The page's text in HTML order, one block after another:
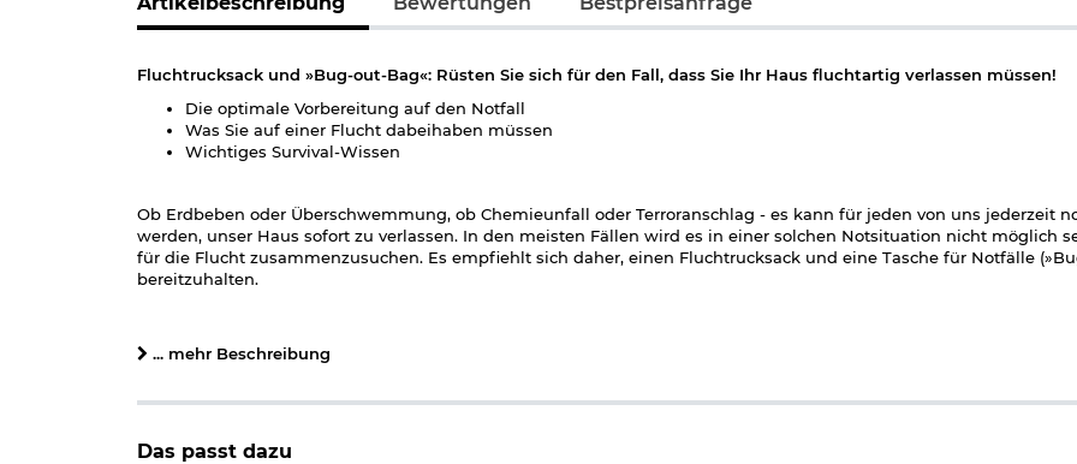
Fluchtrucksack und »Bug-out-Bag«: Rüsten Sie sich für den Fall, dass Sie Ihr Haus fluchtartig verlassen müssen!
Die optimale Vorbereitung auf den Notfall
Was Sie auf einer Flucht dabeihaben müssen
Wichtiges Survival-Wissen
Ob Erdbeben oder Überschwemmung, ob Chemieunfall oder Terroranschlag - es kann für jeden von uns jederzeit
werden, unser Haus sofort zu verlassen. In den meisten Fällen wird es in einer solchen Notsituation nicht möglich
für die Flucht zusammenzusuchen. Es empfiehlt sich daher, einen Fluchtrucksack und eine Tasche für Notfälle
bereitzuhalten.
Buch. Der Ausbilder von Spezialeinheiten bei Polizei- und Militär beschäftigt sich seit vielen Jahren mit der Flucht in
behandelt alle Aspekte des Themas.
Details zu Fluchtrucksack - Perfekte Lösungen für verschiedene Fluchtszenarien:
... mehr Beschreibung
Das passt dazu